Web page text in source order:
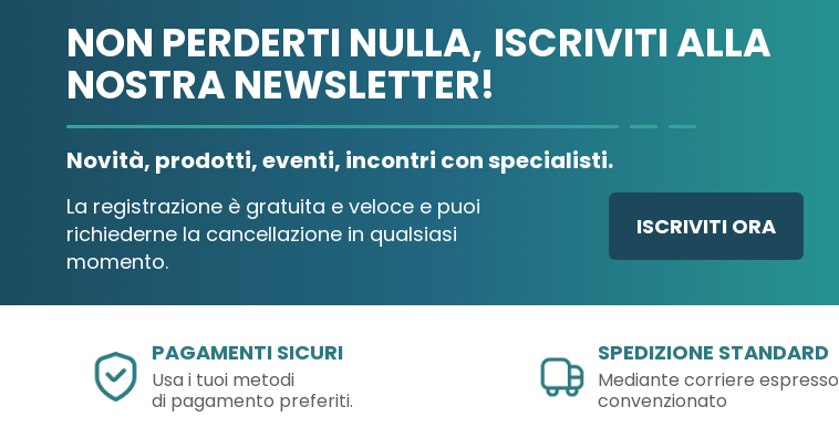
NON PERDERTI NULLA, ISCRIVITI ALLA
NOSTRA NEWSLETTER!
Novità, prodotti, eventi, incontri con specialisti.
La registrazione è gratuita e veloce e puoi
richiederne la cancellazione in qualsiasi
momento.
ISCRIVITI ORA
PAGAMENTI SICURI
Usa i tuoi metodi
di pagamento preferiti.
SPEDIZIONE STANDARD
Mediante corriere espresso
convenzionato